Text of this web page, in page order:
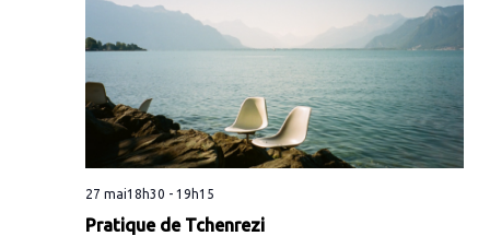
Pratique de Tchenrezi
27 mai18h30 - 19h15